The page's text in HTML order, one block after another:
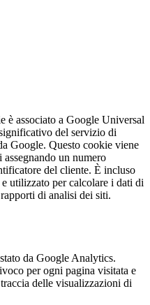
è associato a Google Universal
del servizio di
Google. Questo cookie viene
un numero
del cliente. È incluso
utilizzato per calcolare i dati di
di analisi dei siti.
da Google Analytics.
per ogni pagina visitata e
delle visualizzazioni di